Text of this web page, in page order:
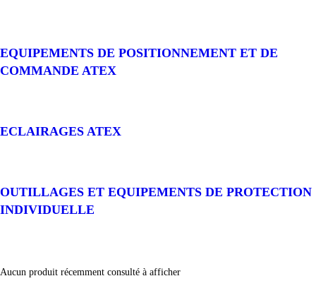
EQUIPEMENTS DE POSITIONNEMENT ET DE
COMMANDE ATEX
ECLAIRAGES ATEX
OUTILLAGES ET EQUIPEMENTS DE PROTECTION
INDIVIDUELLE
Aucun produit récemment consulté à afficher